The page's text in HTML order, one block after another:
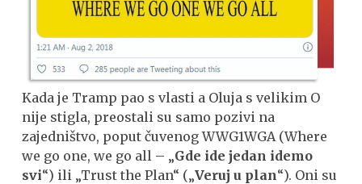
Kada je Tramp pao s vlasti a Oluja s velikim O
nije stigla, preostali su samo pozivi na
zajedništvo, poput čuvenog WWG1WGA (Where
we go one, we go all – „Gde ide jedan idemo
svi“) ili „Trust the Plan“ („Veruj u plan“). Oni su